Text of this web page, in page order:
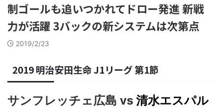
制ゴールも追いつかれてドロー発進 新戦
力が活躍 3バックの新システムは次第点
2019/2/23
2019 明治安田生命 J1リーグ 第1節
サンフレッチェ広島 vs 清水エスパル